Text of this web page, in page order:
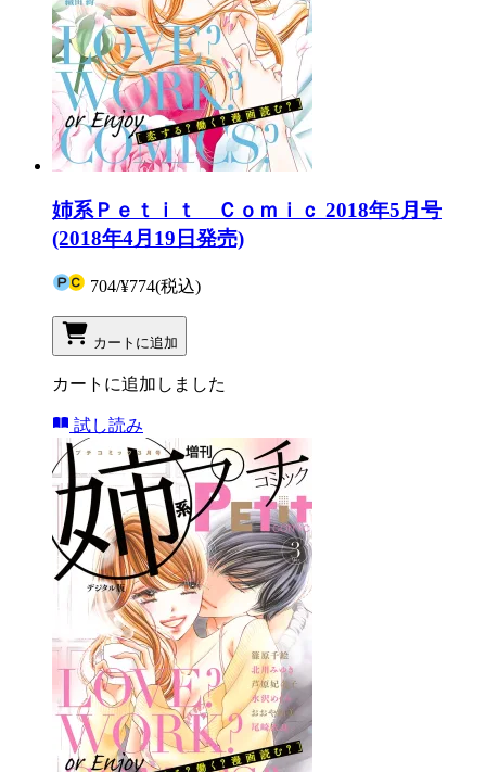
姉系Ｐｅｔｉｔ Ｃｏｍｉｃ 2018年5月号
(2018年4月19日発売)
704/¥774(税込)
カートに追加
カートに追加しました
試し読み